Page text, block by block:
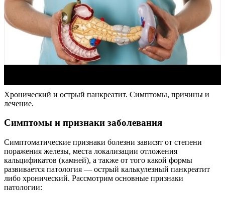
Хронический и острый панкреатит. Симптомы, причины и
лечение.
Симптомы и признаки заболевания
Симптоматические признаки болезни зависят от степени
поражения железы, места локализации отложения
кальцификатов (камней), а также от того какой формы
развивается патология — острый калькулезный панкреатит
либо хронический. Рассмотрим основные признаки
патологии: